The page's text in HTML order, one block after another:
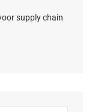
supply chain